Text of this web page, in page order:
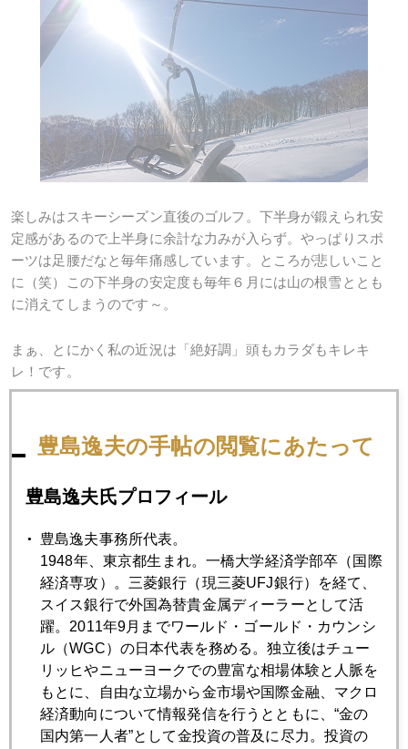
楽しみはスキーシーズン直後のゴルフ。下半身が鍛えられ安
定感があるので上半身に余計な力みが入らず。やっぱりスポ
ーツは足腰だなと毎年痛感しています。ところが悲しいこと
に（笑）この下半身の安定度も毎年６月には山の根雪ととも
に消えてしまうのです～。
まぁ、とにかく私の近況は「絶好調」頭もカラダもキレキ
レ！です。
2020年
1月 2月 3月
7月 9月 10月 11月 12月
2020年02月28日
ＶＩＸ急騰、ＡＩは感染せず市場で暴走
2020年02月27日
豊島逸夫の手帖の閲覧にあたって
豊島逸夫氏プロフィール
豊島逸夫事務所代表。
1948年、東京都生まれ。一橋大学経済学部卒（国際
経済専攻）。三菱銀行（現三菱UFJ銀行）を経て、
スイス銀行で外国為替貴金属ディーラーとして活
躍。2011年9月までワールド・ゴールド・カウンシ
ル（WGC）の日本代表を務める。独立後はチュー
リッヒやニューヨークでの豊富な相場体験と人脈を
もとに、自由な立場から金市場や国際金融、マクロ
経済動向について情報発信を行うとともに、“金の
国内第一人者”として金投資の普及に尽力。投資の